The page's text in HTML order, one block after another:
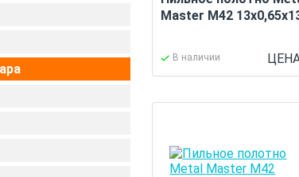
Master M42
В наличии